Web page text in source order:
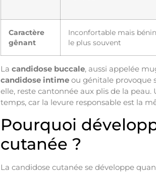
Caractère
gênant
Inconfortable mais bénin
le plus souvent
La candidose buccale, aussi appelée
candidose intime ou génitale provoque
elle, reste cantonnée aux plis de la
temps, car la levure responsable est la
Pourquoi
cutanée ?
La candidose cutanée se développe